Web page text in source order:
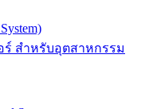
สำหรับอุตสาหกรรม